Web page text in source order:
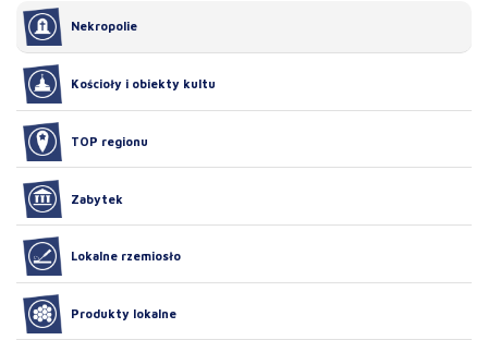
Nekropolie
Kościoły i obiekty kultu
TOP regionu
Zabytek
Lokalne rzemiosło
Produkty lokalne